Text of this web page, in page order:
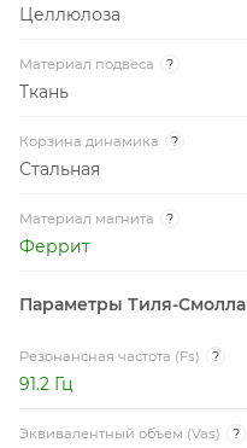
Целлюлоза
Материал подвеса ?
Ткань
Корзина динамика ?
Стальная
Материал магнита ?
Феррит
Параметры Тиля-Смолла
Резонансная частота (Fs) ?
91.2 Гц
Эквивалентный объем (Vas) ?